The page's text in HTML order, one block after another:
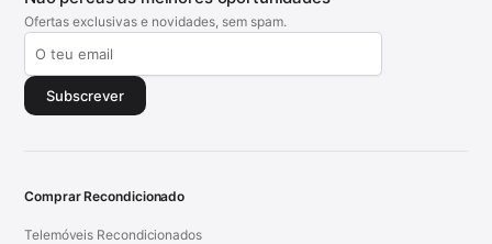
Ofertas exclusivas e novidades, sem spam.
Subscrever
Comprar Recondicionado
Telemóveis Recondicionados